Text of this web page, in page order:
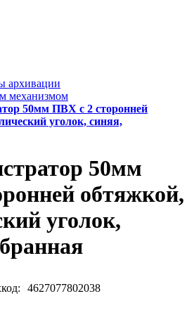
архивации
механизмом
50мм ПВХ с 2 сторонней
уголок, синяя,
50мм
обтяжкой,
уголок,
4627077802038